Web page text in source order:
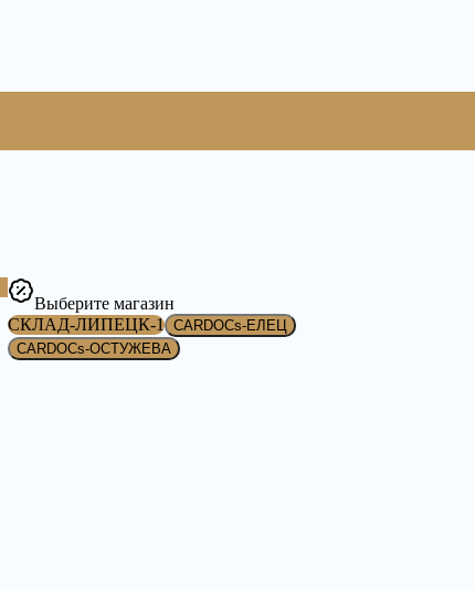
Выберите магазин
СКЛАД-ЛИПЕЦК-1 CARDOCs-ЕЛЕЦ
CARDOCs-ОСТУЖЕВА